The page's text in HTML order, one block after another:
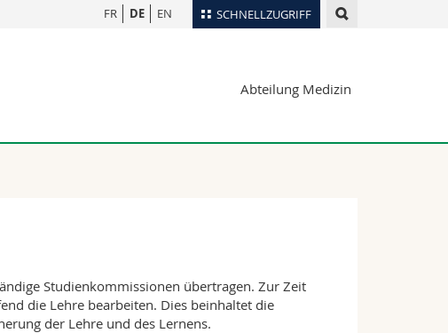
SCHNELLZUGRIFF
Webmail
FR DE EN
Abteilung Medizin
Studienkommissionen übertragen. Zur Zeit
die Lehre bearbeiten. Dies beinhaltet die
der Lehre und des Lernens.